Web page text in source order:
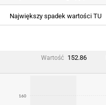
Największy spadek wartości TU
Wartość 152.86
160